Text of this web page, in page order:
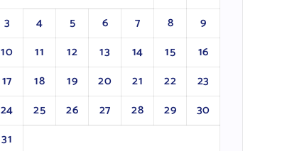
3
4 5 6 7 8
9
10
11 12 13 14 15
16
17
18 19 20 21 22
23
24
25 26 27 28 29
30
31